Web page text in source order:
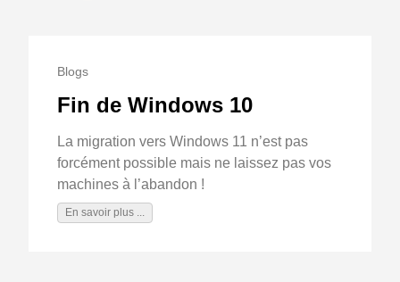
Blogs
Fin de Windows 10
La migration vers Windows 11 n’est pas
forcément possible mais ne laissez pas vos
machines à l’abandon !
En savoir plus ...